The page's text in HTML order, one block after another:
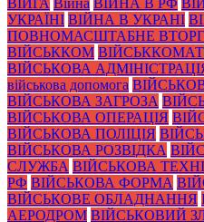
УКРАЇНІ ВІЙНА В УКРАНІ
ПОВНОМАСШТАБНЕ
ВІЙСЬККОМ ВІЙСЬККОМАТ
ВІЙСЬКОВА
військова допомога
ВІЙСЬКОВА ЗАГРОЗА
ВІЙСЬКОВА ОПЕРАЦІЯ
ВІЙСЬКОВА ПОЛІЦІЯ
ВІЙСЬКОВА РОЗВІДКА
СЛУЖБА ВІЙСЬКОВА
РФ ВІЙСЬКОВА ФОРМА
ВІЙСЬКОВЕ ОБЛАДНАННЯ
АЕРОДРОМ ВІЙСЬКОВИЙ